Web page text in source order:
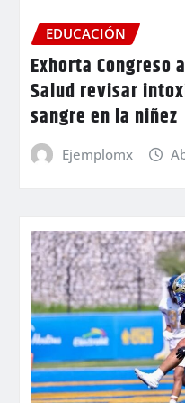
EDUCACIÓN
Exhorta Congreso
Salud revisar
sangre en la niñez
Ejemplomx